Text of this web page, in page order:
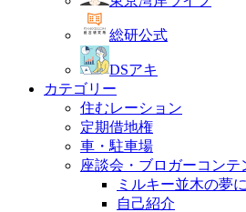
総研公式
DSアキ
カテゴリー
住むレーション
定期借地権
車・駐車場
座談会・ブロガーコンテ
ミルキー並木の夢
自己紹介